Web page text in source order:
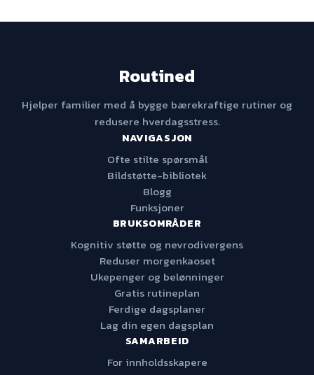
Routined
Hjelper familier med å bygge bærekraftige rutiner og
redusere hverdagsstress.
NAVIGASJON
Ofte stilte spørsmål
Bildstøtte-bibliotek
Blogg
Funksjoner
BRUKSOMRÅDER
Kognitiv støtte og nevrodivergens
Reduser morgenkaoset
Ukepenger og belønninger
Gratis rutineplan
Ferdige dagsplaner
Lag din egen dagsplan
SAMARBEID
For innholdsskapere